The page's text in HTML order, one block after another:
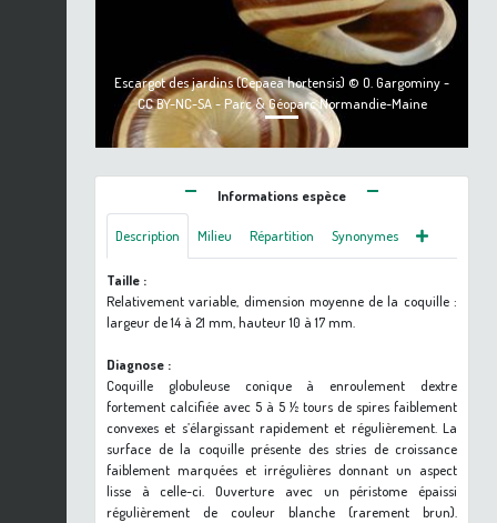
Escargot des jardins (Cepaea hortensis) © O. Gargominy -
CC BY-NC-SA - Parc & Géoparc Normandie-Maine
Informations espèce
Description Milieu Répartition Synonymes
Taille :
Relativement variable, dimension moyenne de la coquille :
largeur de 14 à 21 mm, hauteur 10 à 17 mm.
Diagnose :
Coquille globuleuse conique à enroulement dextre
fortement calcifiée avec 5 à 5 ½ tours de spires faiblement
convexes et s’élargissant rapidement et régulièrement. La
surface de la coquille présente des stries de croissance
faiblement marquées et irrégulières donnant un aspect
lisse à celle-ci. Ouverture avec un péristome épaissi
régulièrement de couleur blanche (rarement brun).